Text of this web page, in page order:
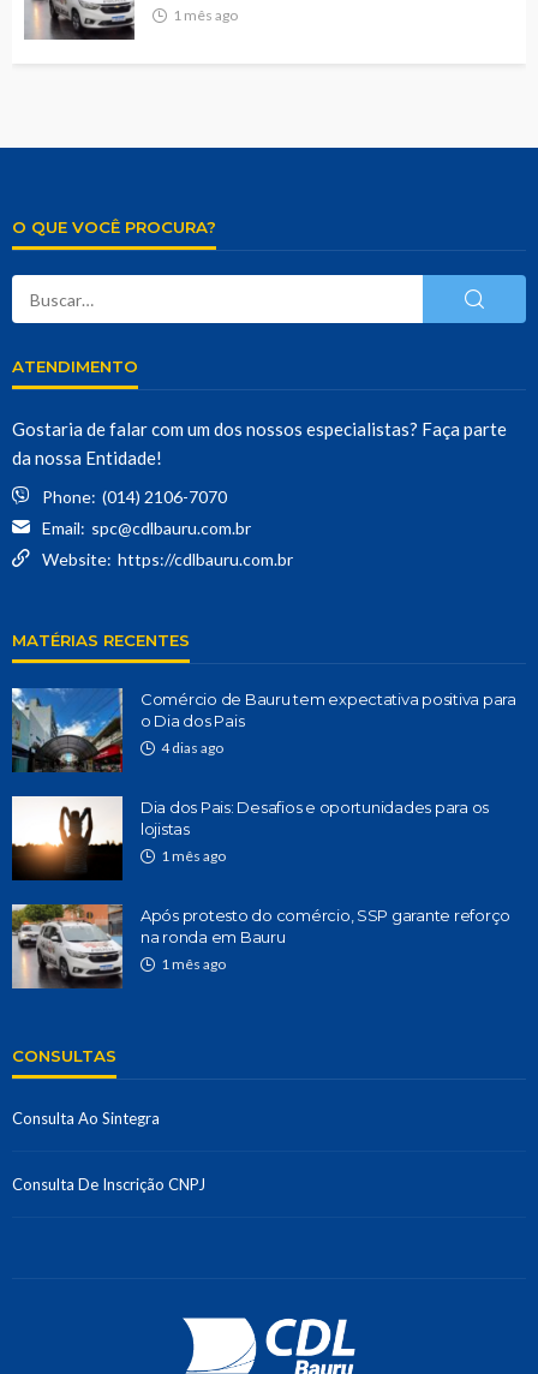
1 mês ago
O QUE VOCÊ PROCURA?
ATENDIMENTO
Gostaria de falar com um dos nossos especialistas? Faça parte
da nossa Entidade!
Phone: (014) 2106-7070
Email: spc@cdlbauru.com.br
Website: https://cdlbauru.com.br
MATÉRIAS RECENTES
Comércio de Bauru tem expectativa positiva para
o Dia dos Pais
4 dias ago
Dia dos Pais: Desafios e oportunidades para os
lojistas
1 mês ago
Após protesto do comércio, SSP garante reforço
na ronda em Bauru
1 mês ago
CONSULTAS
Consulta Ao Sintegra
Consulta De Inscrição CNPJ